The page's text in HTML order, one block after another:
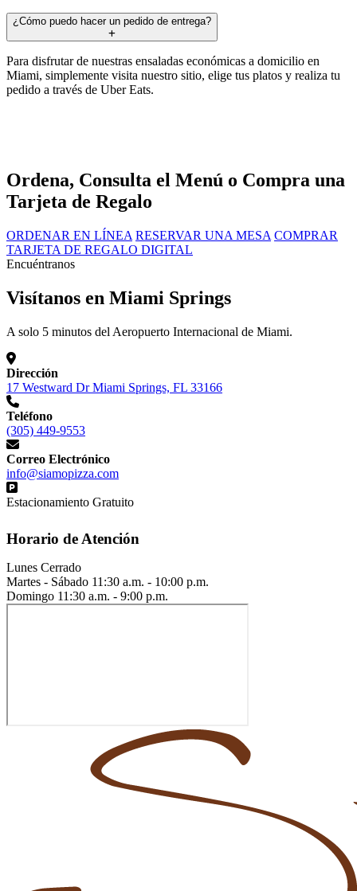
¿Cómo puedo hacer un pedido de entrega?
Para disfrutar de nuestras ensaladas económicas a domicilio en
Miami, simplemente visita nuestro sitio, elige tus platos y realiza tu
pedido a través de Uber Eats.
Ordena, Consulta el Menú o Compra una
Tarjeta de Regalo
ORDENAR EN LÍNEA RESERVAR UNA MESA COMPRAR
TARJETA DE REGALO DIGITAL
Encuéntranos
Visítanos en Miami Springs
A solo 5 minutos del Aeropuerto Internacional de Miami.
Dirección
17 Westward Dr Miami Springs, FL 33166
Teléfono
(305) 449-9553
Correo Electrónico
info@siamopizza.com
Estacionamiento Gratuito
Horario de Atención
Lunes Cerrado
Martes - Sábado 11:30 a.m. - 10:00 p.m.
Domingo 11:30 a.m. - 9:00 p.m.